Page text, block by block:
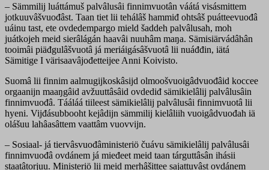
– Sämmilij luáttámuš palvâlusâi finnimvuotân váátá visásmittem
jotkuuvâšvuođâst. Taan tiet lii tehálâš hammiđ ohtsâš puátteevuođâ
uáinu tast, ete ovdedempargo mield šaddeh palvâlusah, moh
juátkojeh meid sierâlágán haavâi nuuhâm maŋa. Sämisiärvádâhân
tooimâi piäđgulâšvuotâ já meriáigásâšvuotâ lii nuáđđin, iätá
Sämitige I värisaavâjođetteijee Anni Koivisto.
Suomâ lii finnim aalmugijkoskâsijd olmoošvuoigâdvuođâid koccee
orgaanijn maaŋgâid avžuuttâsâid ovdediđ sämikielâlij palvâlusâin
finnimvuođâ. Tááláá tiileest sämikielâlij palvâlusâi finnimvuotâ lii
hyeni. Vijđásubbooht kejâdijn sämmilij kielâliih vuoigâdvuođah iä
olášuu lahâasâttem vaattâm vuovvijn.
– Sosiaal- já tiervâsvuođâministeriö čuávu sämikielâlij palvâlusâi
finnimvuođâ ovdánem já mieđeet meid taan tárguttâsân ihásii
staatâtorjuu. Ministeriö lii meid merhâšittee sajattuvâst ovdánem